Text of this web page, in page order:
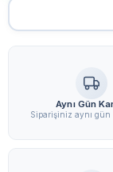
Aynı Gün
Siparişiniz aynı gün